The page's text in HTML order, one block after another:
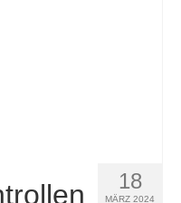
18
MÄRZ 2024